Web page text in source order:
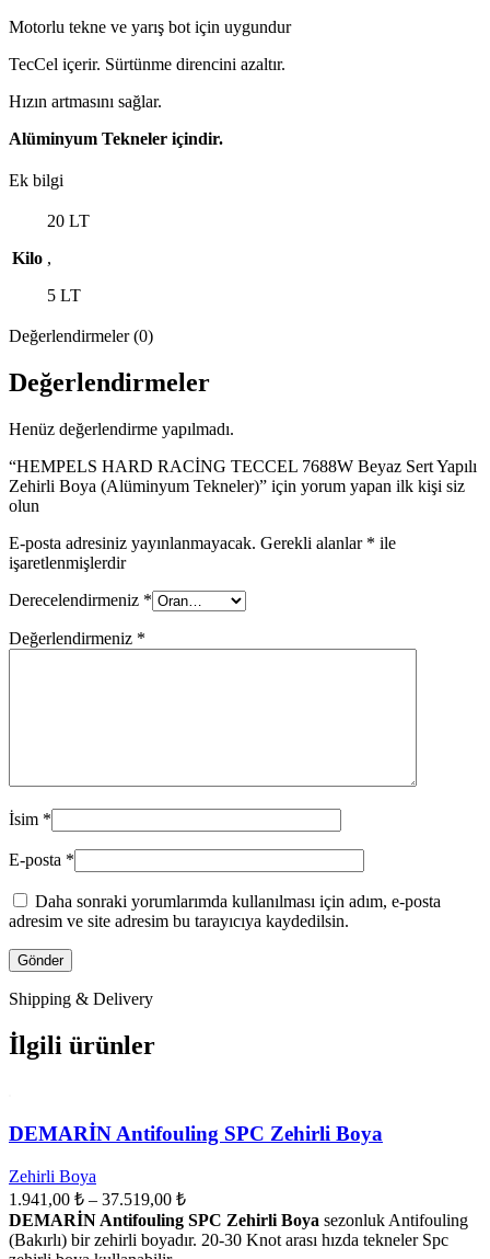
Motorlu tekne ve yarış bot için uygundur
TecCel içerir. Sürtünme direncini azaltır.
Hızın artmasını sağlar.
Alüminyum Tekneler içindir.
Ek bilgi
Kilo
20 LT
,
5 LT
Değerlendirmeler (0)
Değerlendirmeler
Henüz değerlendirme yapılmadı.
“HEMPELS HARD RACİNG TECCEL 7688W Beyaz Sert Yapılı
Zehirli Boya (Alüminyum Tekneler)” için yorum yapan ilk kişi siz
olun
E-posta adresiniz yayınlanmayacak. Gerekli alanlar * ile
işaretlenmişlerdir
Derecelendirmeniz *
Değerlendirmeniz *
İsim *
E-posta *
Daha sonraki yorumlarımda kullanılması için adım, e-posta
adresim ve site adresim bu tarayıcıya kaydedilsin.
Shipping & Delivery
İlgili ürünler
DEMARİN Antifouling SPC Zehirli Boya
Zehirli Boya
1.941,00 ₺ – 37.519,00 ₺
DEMARİN Antifouling SPC Zehirli Boya sezonluk Antifouling
(Bakırlı) bir zehirli boyadır. 20-30 Knot arası hızda tekneler Spc